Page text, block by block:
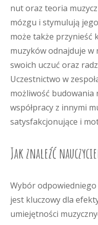
nut oraz teoria
mózgu i stymulują
może także przynieść
muzyków odnajduje w
swoich uczuć oraz
Uczestnictwo w
możliwość budowania
współpracy z innymi
satysfakcjonujące i
Jak znaleźć
Wybór
jest kluczowy dla
umiejętności